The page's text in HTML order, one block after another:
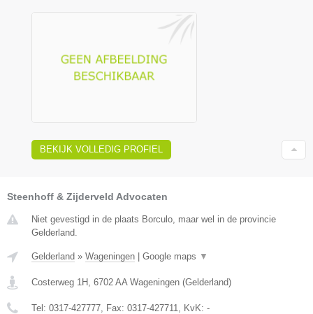
BEKIJK VOLLEDIG PROFIEL
Steenhoff & Zijderveld Advocaten
Niet gevestigd in de plaats Borculo, maar wel in de provincie
Gelderland.
Gelderland » Wageningen | Google maps ▼
Costerweg 1H 6702 AA Wageningen (Gelderland)
Tel: 0317-427777 , Fax: 0317-427711 , KvK: -